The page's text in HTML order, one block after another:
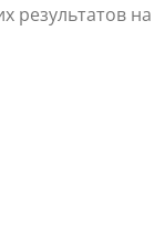
результатов на